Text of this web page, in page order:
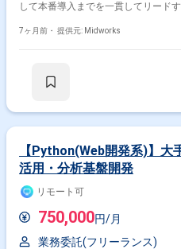
して本番導入までを一貫してリード
能です。 チームやステークホルダー
クト全体の技術戦略策定およびチー
7ヶ月前・ 提供元: Midworks
【Python(Web開発系)】大
活用・分析基盤開発
リモート可
750,000円/月
業務委託(フリーランス)